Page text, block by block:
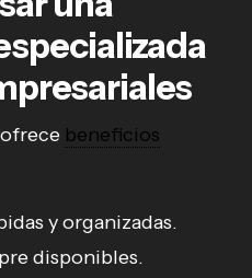
beneficios
y organizadas.
disponibles.